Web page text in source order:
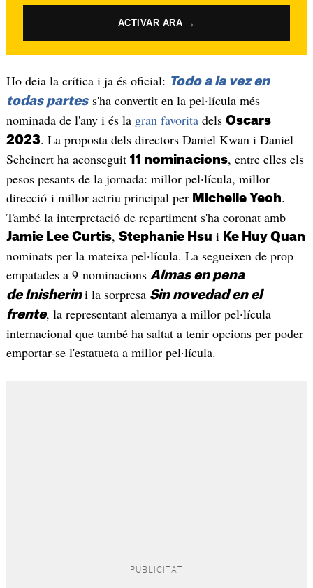
ACTIVAR ARA →
Ho deia la crítica i ja és oficial: Todo a la vez en
todas partess'ha convertit en la pel·lícula més
nominada de l'any i és la gran favorita dels Oscars
2023. La proposta dels directors Daniel Kwan i Daniel
Scheinert ha aconseguit 11 nominacions, entre elles els
pesos pesants de la jornada: millor pel·lícula, millor
direcció i millor actriu principal per Michelle Yeoh.
També la interpretació de repartiment s'ha coronat amb
Jamie Lee Curtis, Stephanie Hsu i Ke Huy Quan
nominats per la mateixa pel·lícula. La segueixen de prop
empatades a 9 nominacions Almas en pena
de Inisherini la sorpresa Sin novedad en el
frente, la representant alemanya a millor pel·lícula
internacional que també ha saltat a tenir opcions per poder
emportar-se l'estatueta a millor pel·lícula.